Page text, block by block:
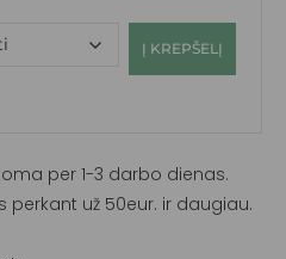
Į KREPŠELĮ
per 1-3 darbo dienas.
už 50eur. ir daugiau.